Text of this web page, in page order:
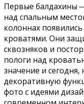
Первые балдахины
над спальным
колоннах
кроватями. Они
сквозняков и
пологи над
значение и
декоративную
фото с идеями